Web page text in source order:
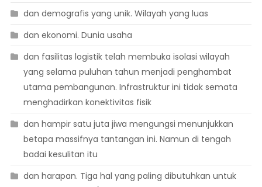
dan demografis yang unik. Wilayah yang luas
dan ekonomi. Dunia usaha
dan fasilitas logistik telah membuka isolasi wilayah
yang selama puluhan tahun menjadi penghambat
utama pembangunan. Infrastruktur ini tidak semata
menghadirkan konektivitas fisik
dan hampir satu juta jiwa mengungsi menunjukkan
betapa massifnya tantangan ini. Namun di tengah
badai kesulitan itu
dan harapan. Tiga hal yang paling dibutuhkan untuk